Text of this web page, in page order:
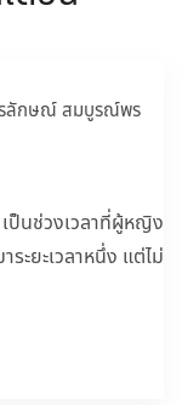
รลักษณ์ สมบูรณ์พร
ป็นช่วงเวลาที่ผู้หญิง
ระยะเวลาหนึ่ง แต่ไม่